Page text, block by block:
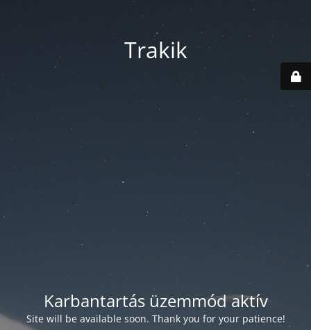
Trakik
Karbantartás üzemmód aktív
Site will be available soon. Thank you for your patience!